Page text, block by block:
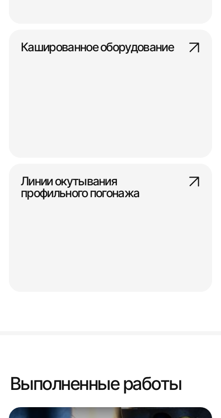
Кашированное оборудование
Линии окутывания
профильного погонажа
Выполненные работы